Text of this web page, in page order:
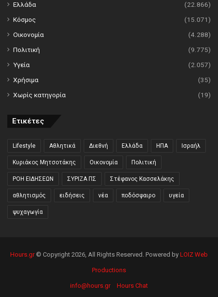
Ελλάδα
(22.866)
Κόσμος
(15.071)
Οικονομία
(4.288)
Πολιτική
(9.775)
Υγεία
(2.057)
Χρήσιμα
(35)
Χωρίς κατηγορία
(19)
Ετικέτες
Lifestyle Αθλητικά Διεθνή Ελλάδα ΗΠΑ Ισραήλ
Κυριάκος Μητσοτάκης Οικονομία Πολιτική
ΡΟΗ ΕΙΔΗΣΕΩΝ ΣΥΡΙΖΑ ΠΣ Στέφανος Κασσελάκης
αθλητισμός ειδήσεις νέα ποδόσφαιρο υγεία
ψυχαγωγία
Hours.gr© Copyright 2026, All Rights Reserved. Powered by LOIZ Web
Productions
info@hours.gr Hours Chat